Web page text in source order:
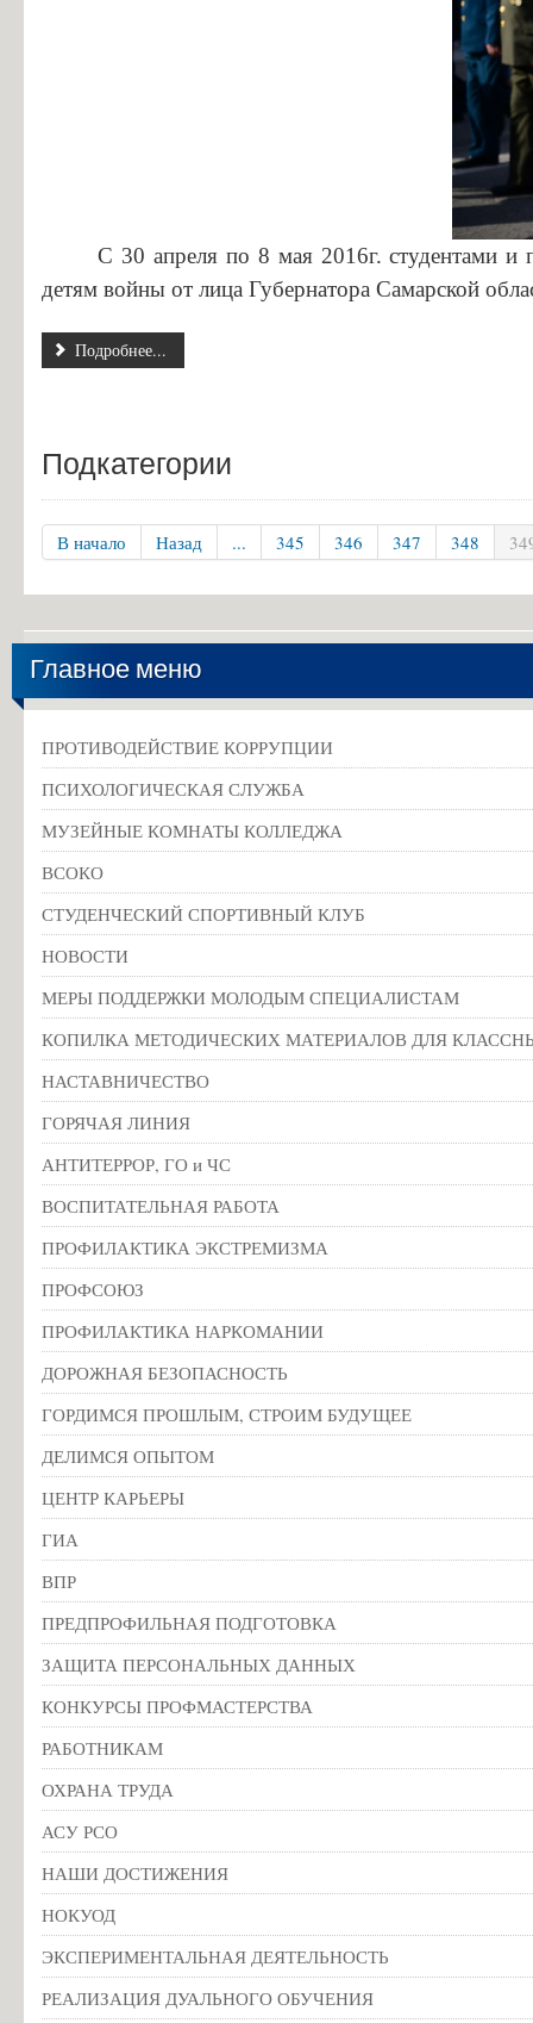
С 30 апреля по 8 мая 2016г. студентами и
детям войны от лица Губернатора Самарской
Подробнее...
Подкатегории
В начало Назад ... 345 346 347 348
Главное меню
ПРОТИВОДЕЙСТВИЕ КОРРУПЦИИ
ПСИХОЛОГИЧЕСКАЯ СЛУЖБА
МУЗЕЙНЫЕ КОМНАТЫ КОЛЛЕДЖА
ВСОКО
СТУДЕНЧЕСКИЙ СПОРТИВНЫЙ КЛУБ
НОВОСТИ
МЕРЫ ПОДДЕРЖКИ МОЛОДЫМ СПЕЦИАЛИСТАМ
КОПИЛКА МЕТОДИЧЕСКИХ МАТЕРИАЛОВ ДЛЯ
НАСТАВНИЧЕСТВО
ГОРЯЧАЯ ЛИНИЯ
АНТИТЕРРОР, ГО и ЧС
ВОСПИТАТЕЛЬНАЯ РАБОТА
ПРОФИЛАКТИКА ЭКСТРЕМИЗМА
ПРОФСОЮЗ
ПРОФИЛАКТИКА НАРКОМАНИИ
ДОРОЖНАЯ БЕЗОПАСНОСТЬ
ГОРДИМСЯ ПРОШЛЫМ, СТРОИМ БУДУЩЕЕ
ДЕЛИМСЯ ОПЫТОМ
ЦЕНТР КАРЬЕРЫ
ГИА
ВПР
ПРЕДПРОФИЛЬНАЯ ПОДГОТОВКА
ЗАЩИТА ПЕРСОНАЛЬНЫХ ДАННЫХ
КОНКУРСЫ ПРОФМАСТЕРСТВА
РАБОТНИКАМ
ОХРАНА ТРУДА
АСУ РСО
НАШИ ДОСТИЖЕНИЯ
НОКУОД
ЭКСПЕРИМЕНТАЛЬНАЯ ДЕЯТЕЛЬНОСТЬ
РЕАЛИЗАЦИЯ ДУАЛЬНОГО ОБУЧЕНИЯ